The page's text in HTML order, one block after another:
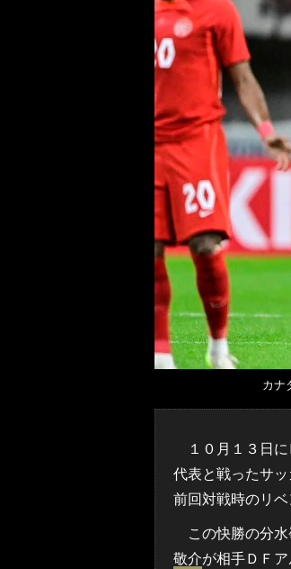
カナ
１０月１３日に
代表と戦ったサッ
前回対戦時のリベ
この快勝の分水
敬介が相手ＤＦ